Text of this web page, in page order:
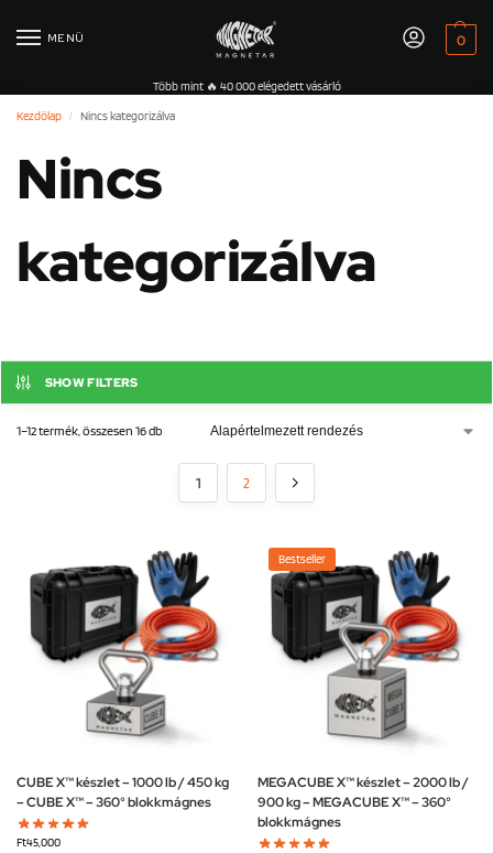
MENÜ 0
Több mint 🔥 40 000 elégedett vásárló
Kezdőlap
/ Nincs kategorizálva
Nincs
kategorizálva
SHOW FILTERS
1–12 termék, összesen 16 db
1 2
CUBE X™ készlet – 1000 lb / 450 kg
– CUBE X™ – 360° blokkmágnes
Ft45,000
Bestseller
MEGACUBE X™ készlet – 2000 lb /
900 kg – MEGACUBE X™ – 360°
blokkmágnes